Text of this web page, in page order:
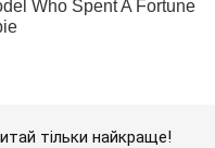
тільки найкраще!